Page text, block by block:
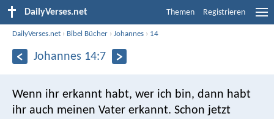
DailyVerses.net Themen Registrieren
DailyVerses.net › Bibel Bücher ›Johannes › 14
Johannes 14:7
Wenn ihr erkannt habt, wer ich bin, dann habt
ihr auch meinen Vater erkannt. Schon jetzt